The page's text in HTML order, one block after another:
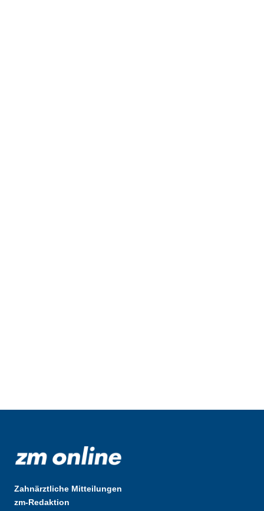
Zahnärztliche Mitteilungen
zm-Redaktion